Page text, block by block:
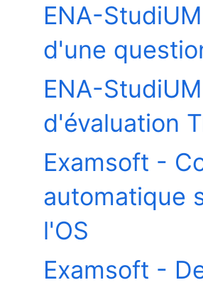
ENA-
d'une
ENA-
d'évaluation
Examsoft -
automatique
l'OS
Examsoft -